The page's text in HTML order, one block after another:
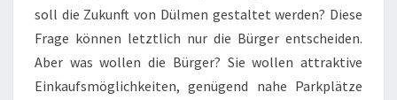
soll die Zukunft von Dülmen gestaltet werden? Diese
Frage können letztlich nur die Bürger entscheiden.
Aber was wollen die Bürger? Sie wollen attraktive
Einkaufsmöglichkeiten, genügend nahe Parkplätze